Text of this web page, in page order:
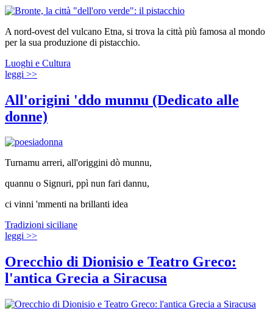
A nord-ovest del vulcano Etna, si trova la città più famosa al mondo
per la sua produzione di pistacchio.
Luoghi e Cultura
leggi >>
All'origini 'ddo munnu (Dedicato alle
donne)
Turnamu arreri, all'origgini dò munnu,
quannu o Signuri, ppì nun fari dannu,
ci vinni 'mmenti na brillanti idea
Tradizioni siciliane
leggi >>
Orecchio di Dionisio e Teatro Greco:
l'antica Grecia a Siracusa